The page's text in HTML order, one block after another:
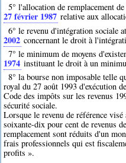
5° l'allocation de remplacement
27 février 1987 relative aux
6° le revenu d'intégration sociale
2002 concernant le droit à
7° le minimum de moyens
1974 instituant le droit à un
8° la bourse non imposable telle
royal du 27 août 1993 d'exécution
Code des impôts sur les revenus
sécurité sociale.
Lorsque le revenu de référence
soixante-dix pour cent de revenus
remplacement sont réduits d'un
frais professionnels qui est
profits ».